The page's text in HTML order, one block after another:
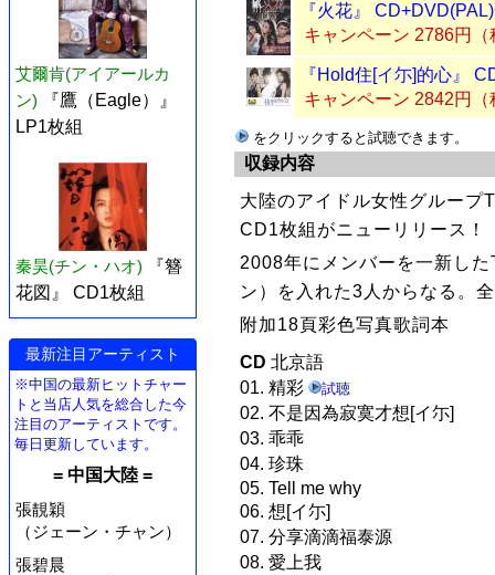
艾爾肯(アイアールカ
ン)
『鷹（Eagle）』
LP1枚組
秦昊(チン・ハオ)
『簪
花図』 CD1枚組
最新注目アーティスト
※中国の最新ヒットチャー
トと当店人気を総合した今
注目のアーティストです。
毎日更新しています。
= 中国大陸 =
張靚穎
（ジェーン・チャン）
張碧晨
『火花』
キャンペーン 2786円（
『Hold住[イ尓]的心』
キャンペーン 2842円（
をクリックすると試聴できます。
収録内容
大陸のアイドル女性グループ
CD1枚組がニューリリース！
2008年にメンバーを一新し
ン）を入れた3人からなる。
附加18頁彩色写真歌詞本
CD 北京語
01. 精彩
試聴
02. 不是因為寂寞才想[イ尓]
03. 乖乖
04. 珍珠
05. Tell me why
06. 想[イ尓]
07. 分享滴滴福泰源
08. 愛上我